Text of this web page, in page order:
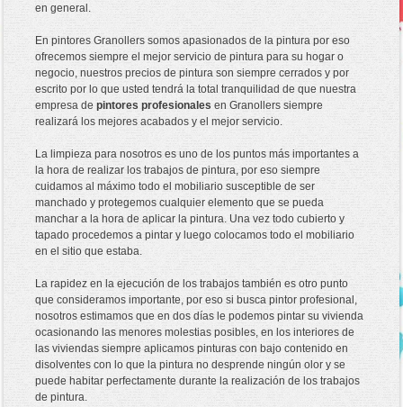
en general.
En pintores Granollers somos apasionados de la pintura por eso
ofrecemos siempre el mejor servicio de pintura para su hogar o
negocio, nuestros precios de pintura son siempre cerrados y por
escrito por lo que usted tendrá la total tranquilidad de que nuestra
empresa depintores profesionales en Granollers siempre
realizará los mejores acabados y el mejor servicio.
La limpieza para nosotros es uno de los puntos más importantes a
la hora de realizar los trabajos de pintura, por eso siempre
cuidamos al máximo todo el mobiliario susceptible de ser
manchado y protegemos cualquier elemento que se pueda
manchar a la hora de aplicar la pintura. Una vez todo cubierto y
tapado procedemos a pintar y luego colocamos todo el mobiliario
en el sitio que estaba.
La rapidez en la ejecución de los trabajos también es otro punto
que consideramos importante, por eso si busca pintor profesional,
nosotros estimamos que en dos días le podemos pintar su vivienda
ocasionando las menores molestias posibles, en los interiores de
las viviendas siempre aplicamos pinturas con bajo contenido en
disolventes con lo que la pintura no desprende ningún olor y se
puede habitar perfectamente durante la realización de los trabajos
de pintura.